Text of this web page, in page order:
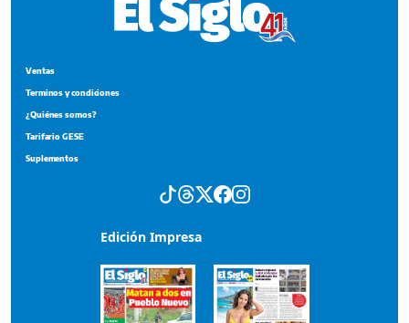
Ventas
Terminos y condiciones
¿Quiénes somos?
Tarifario GESE
Suplementos
Edición Impresa